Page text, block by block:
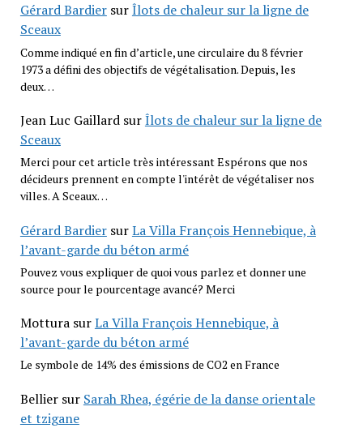
Gérard BardiersurÎlots de chaleur sur la ligne de
Sceaux
Comme indiqué en fin d’article, une circulaire du 8 février
1973 a défini des objectifs de végétalisation. Depuis, les
deux…
Jean Luc GaillardsurÎlots de chaleur sur la ligne de
Sceaux
Merci pour cet article très intéressant Espérons que nos
décideurs prennent en compte l'intérêt de végétaliser nos
villes. A Sceaux…
Gérard BardiersurLa Villa François Hennebique, à
l’avant-garde du béton armé
Pouvez vous expliquer de quoi vous parlez et donner une
source pour le pourcentage avancé? Merci
MotturasurLa Villa François Hennebique, à
l’avant-garde du béton armé
Le symbole de 14% des émissions de CO2 en France
Belliersur Sarah Rhea, égérie de la danse orientale
et tzigane